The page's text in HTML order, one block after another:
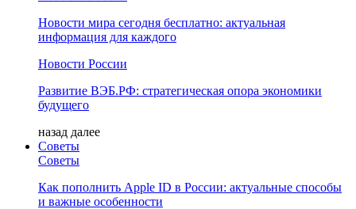
Новости мира сегодня бесплатно: актуальная
информация для каждого
Новости России
Развитие ВЭБ.РФ: стратегическая опора экономики
будущего
назад далее
Советы
Советы
Как пополнить Apple ID в России: актуальные способы
и важные особенности